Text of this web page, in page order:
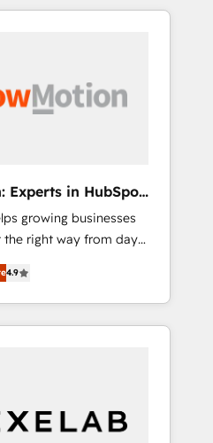
Migration & Custom
teams getting
not just reports
the UK who are
into the growth
Experts in HubSpot
growing businesses
right way from day
to scale as
Highly certified in both
we bring deep
enterprise
combines strong
real business
4.9